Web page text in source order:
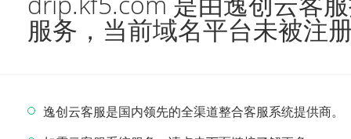
服务，当前域名平台未被注
逸创云客服是国内领先的全渠道整合客服系统提供商。